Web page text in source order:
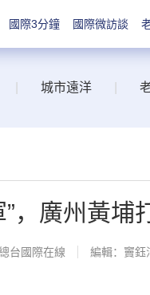
國際3分鐘 國際微訪談
城市遠洋
，廣州黃埔
台國際在線 編輯：竇鈺